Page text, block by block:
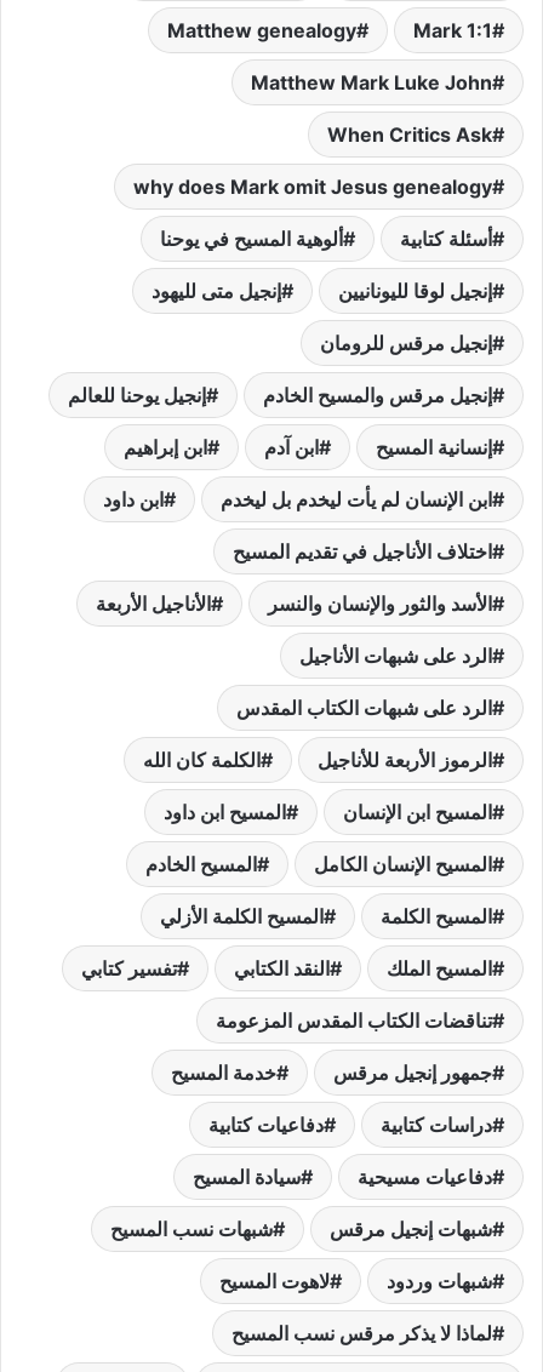
Mark 1:1
Matthew genealogy
Matthew Mark Luke John
When Critics Ask
why does Mark omit Jesus genealogy
أسئلة كتابية ألوهية المسيح في يوحنا
إنجيل لوقا لليونانيين إنجيل متى لليهود
إنجيل مرقس للرومان
إنجيل مرقس والمسيح الخادم إنجيل يوحنا للعالم
إنسانية المسيح ابن آدم ابن إبراهيم
ابن الإنسان لم يأت ليخدم بل ليخدم ابن داود
اختلاف الأناجيل في تقديم المسيح
الأسد والثور والإنسان والنسر الأناجيل الأربعة
الرد على شبهات الأناجيل
الرد على شبهات الكتاب المقدس
الرموز الأربعة للأناجيل الكلمة كان الله
المسيح ابن الإنسان المسيح ابن داود
المسيح الإنسان الكامل المسيح الخادم
المسيح الكلمة المسيح الكلمة الأزلي
المسيح الملك النقد الكتابي تفسير كتابي
تناقضات الكتاب المقدس المزعومة
جمهور إنجيل مرقس خدمة المسيح
دراسات كتابية دفاعيات كتابية
دفاعيات مسيحية سيادة المسيح
شبهات إنجيل مرقس شبهات نسب المسيح
شبهات وردود لاهوت المسيح
لماذا لا يذكر مرقس نسب المسيح